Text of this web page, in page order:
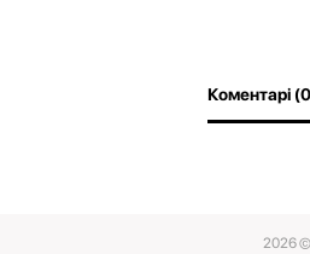
Коментарі
2026 ©